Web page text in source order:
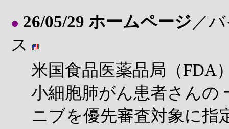
● 26/05/29 ホームページ ／
ス
米国食品医薬品局（FDA
小細胞肺がん患者さんの
ニブを優先審査対象に指